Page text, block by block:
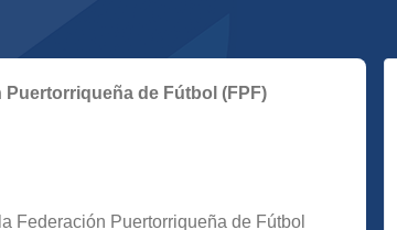
de Fútbol (FPF)
Federación Puertorriqueña de Fútbol